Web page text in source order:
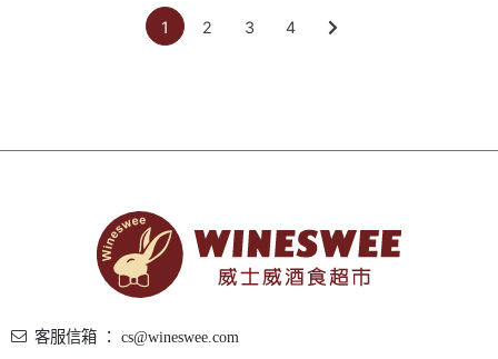
1 2 3 4
客服信箱 ： cs@wineswee.com